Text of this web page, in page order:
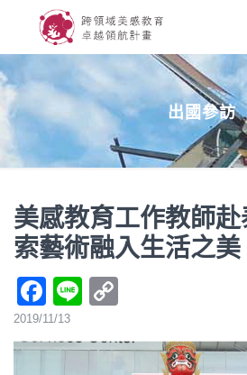
出國參訪
美感教育工作教師
索藝術融入生活之美
Facebook
Line
2019/11/13